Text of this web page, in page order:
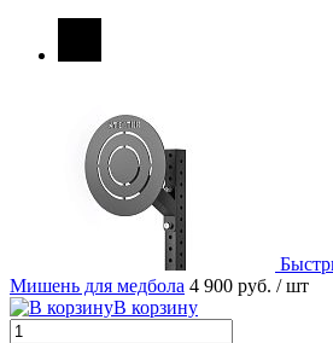
Мишень для медбола 4 900 руб. / шт
В корзину